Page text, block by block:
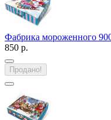
Фабрика мороженного
850 р.
Продано!